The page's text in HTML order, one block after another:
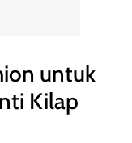
untuk
Kilap